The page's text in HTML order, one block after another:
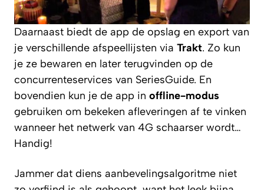
Daarnaast biedt de app de opslag en export van
je verschillende afspeellijsten via Trakt. Zo kun
je ze bewaren en later terugvinden op de
concurrenteservices van SeriesGuide. En
bovendien kun je de app in offline-modus
gebruiken om bekeken afleveringen af te vinken
wanneer het netwerk van 4G schaarser wordt…
Handig!
Jammer dat diens aanbevelingsalgoritme niet